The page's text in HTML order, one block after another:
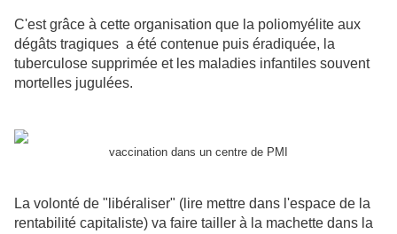
C'est grâce à cette organisation que la poliomyélite aux
dégâts tragiques a été contenue puis éradiquée, la
tuberculose supprimée et les maladies infantiles souvent
mortelles jugulées.
vaccination dans un centre de PMI
La volonté de "libéraliser" (lire mettre dans l'espace de la
rentabilité capitaliste) va faire tailler à la machette dans la